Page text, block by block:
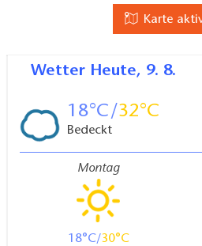
Karte
Wetter Heute, 9. 8.
18 32
Bedeckt
Montag
18 30